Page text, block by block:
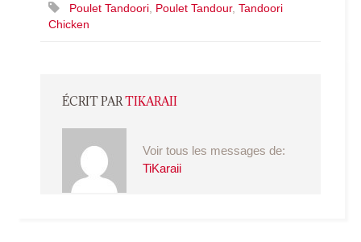
Poulet Tandoori Poulet Tandour, Tandoori
Chicken
ÉCRIT PARTIKARAII
Voir tous les messages de:
TiKaraii